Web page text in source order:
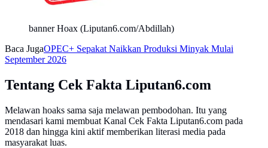
banner Hoax (Liputan6.com/Abdillah)
Baca JugaOPEC+ Sepakat Naikkan Produksi Minyak Mulai
September 2026
Tentang Cek Fakta Liputan6.com
Melawan hoaks sama saja melawan pembodohan. Itu yang
mendasari kami membuat Kanal Cek Fakta Liputan6.com pada
2018 dan hingga kini aktif memberikan literasi media pada
masyarakat luas.